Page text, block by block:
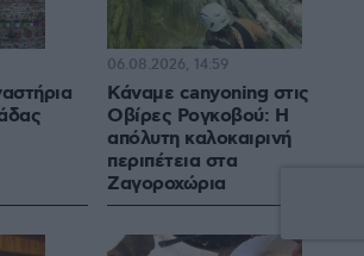
Κάναμε canyoning στις
Οβίρες Ρογκοβού: Η
απόλυτη καλοκαιρινή
περιπέτεια στα
Ζαγοροχώρια
06.08.2026, 14:59